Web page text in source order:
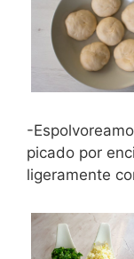
-
picado por
ligeramente